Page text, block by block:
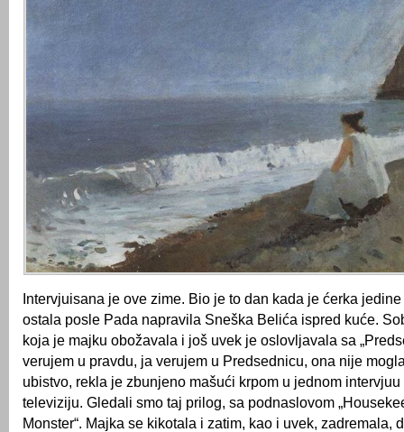
Intervjuisana je ove zime. Bio je to dan kada je ćerka
ostala posle Pada napravila Sneška Belića ispred kuće.
koja je majku obožavala i još uvek je oslovljavala sa
verujem u pravdu, ja verujem u Predsednicu, ona nije
ubistvo, rekla je zbunjeno mašući krpom u jednom intervjuu
televiziju. Gledali smo taj prilog, sa podnaslovom
Monster“. Majka se kikotala i zatim, kao i uvek, zadremala,